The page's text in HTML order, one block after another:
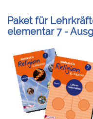
Paket für
elementar 7 -